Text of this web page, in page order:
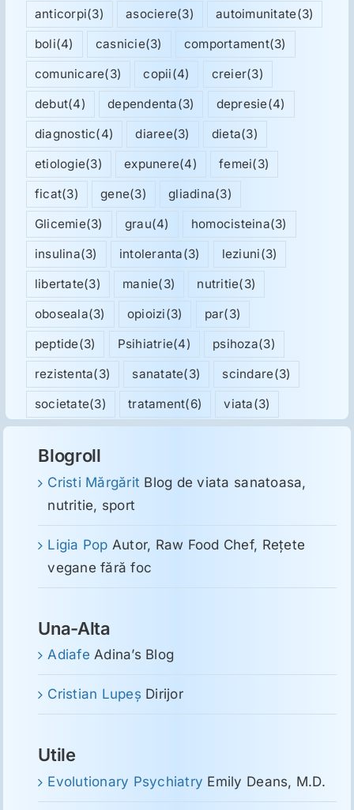
anticorpi(3) asociere(3) autoimunitate(3)
boli(4) casnicie(3) comportament(3)
comunicare(3) copii(4) creier(3)
debut(4) dependenta(3) depresie(4)
diagnostic(4) diaree(3) dieta(3)
etiologie(3) expunere(4) femei(3)
ficat(3) gene(3) gliadina(3)
Glicemie(3) grau(4) homocisteina(3)
insulina(3) intoleranta(3) leziuni(3)
libertate(3) manie(3) nutritie(3)
oboseala(3) opioizi(3) par(3)
peptide(3) Psihiatrie(4) psihoza(3)
rezistenta(3) sanatate(3) scindare(3)
societate(3) tratament(6) viata(3)
Blogroll
Cristi Mărgărit Blog de viata sanatoasa,
nutritie, sport
Ligia Pop Autor, Raw Food Chef, Reţete
vegane fără foc
Una-Alta
Adiafe Adina’s Blog
Cristian Lupeş Dirijor
Utile
Evolutionary Psychiatry Emily Deans, M.D.